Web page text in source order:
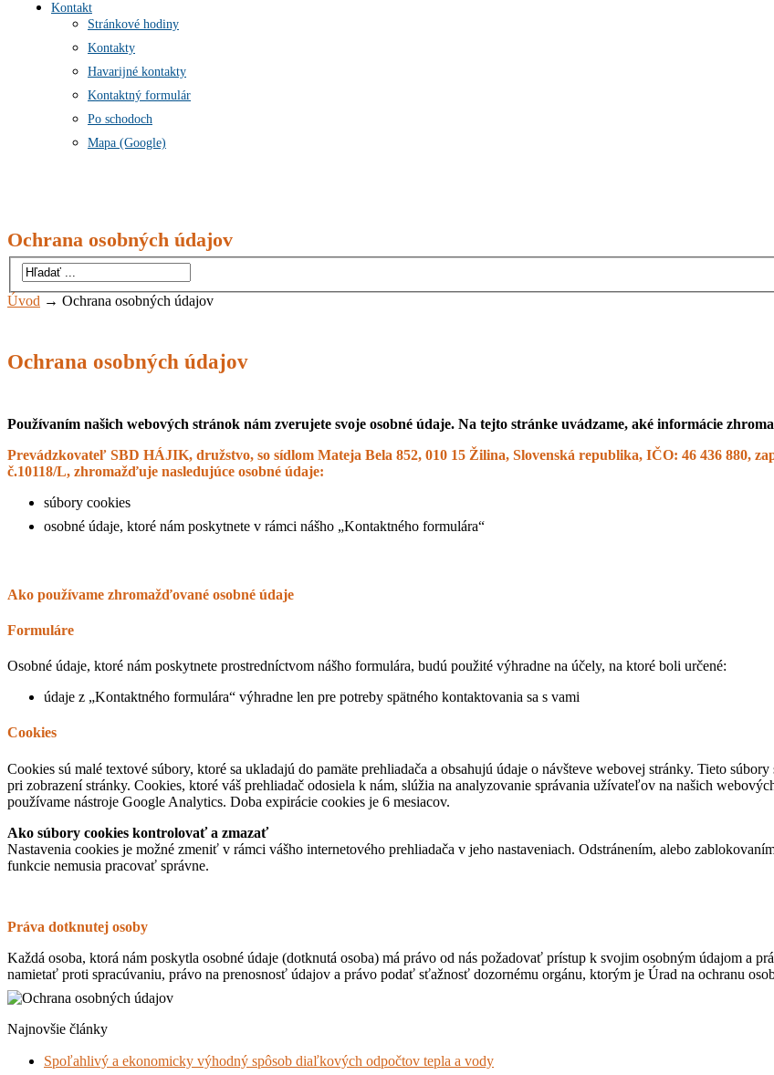
Kontakt
Stránkové hodiny
Kontakty
Havarijné kontakty
Kontaktný formulár
Po schodoch
Mapa (Google)
Ochrana osobných údajov
Úvod → Ochrana osobných údajov
Ochrana osobných údajov
Používaním našich webových stránok nám zverujete svoje osobné údaje. Na tejto stránke uvádzame, aké informácie
Prevádzkovateľ SBD HÁJIK, družstvo, so sídlom Mateja Bela 852, 010 15 Žilina, Slovenská republika, IČO: 46 436 880,
č.10118/L, zhromažďuje nasledujúce osobné údaje:
súbory cookies
osobné údaje, ktoré nám poskytnete v rámci nášho „Kontaktného formulára“
Ako používame zhromažďované osobné údaje
Formuláre
Osobné údaje, ktoré nám poskytnete prostredníctvom nášho formulára, budú použité výhradne na účely, na ktoré boli určené:
údaje z „Kontaktného formulára“ výhradne len pre potreby spätného kontaktovania sa s vami
Cookies
Cookies sú malé textové súbory, ktoré sa ukladajú do pamäte prehliadača a obsahujú údaje o návšteve webovej stránky. Tieto
pri zobrazení stránky. Cookies, ktoré váš prehliadač odosiela k nám, slúžia na analyzovanie správania užívateľov na našich
používame nástroje Google Analytics. Doba expirácie cookies je 6 mesiacov.
Ako súbory cookies kontrolovať a zmazať
Nastavenia cookies je možné zmeniť v rámci vášho internetového prehliadača v jeho nastaveniach. Odstránením, alebo
funkcie nemusia pracovať správne.
Práva dotknutej osoby
Každá osoba, ktorá nám poskytla osobné údaje (dotknutá osoba) má právo od nás požadovať prístup k svojim osobným údajom a
namietať proti spracúvaniu, právo na prenosnosť údajov a právo podať sťažnosť dozornému orgánu, ktorým je Úrad na ochranu
Najnovšie články
Spoľahlivý a ekonomicky výhodný spôsob diaľkových odpočtov tepla a vody